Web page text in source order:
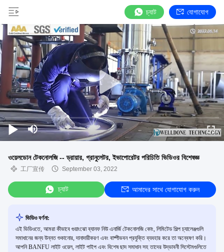
চ্যাট যোগাযোগ
ওয়েলডোন টেকনোলজি -- ড্রায়ার, গ্রানুলেটর, ইভাপোরেটর পরিচিতি ভিডিওর বিশেষজ্ঞ
工厂宣传 September 03, 2022
চ্যাট আমাদের সাথে যোগাযোগ করুন
ভিডিও বর্ণনা:
এই ভিডিওতে, আমরা কীভাবে গুয়াংঝো ব্যানফ নিউ এনার্জি টেকনোলজি কোং, লিমিটেড শিল্প চ্যালেঞ্জগুলি
সমাধানের জন্য উন্নত শুকানোর, দানাদারীকরণ এবং বাষ্পীভবন প্রযুক্তি ব্যবহার করে তা অন্বেষণ করি।
আপনি BANFU লাইট ওয়েল, লাইট পাইপ এবং বিশেষ ছাদ সমাধান সহ তাদের উদ্ভাবনী সিস্টেমগুলিতে